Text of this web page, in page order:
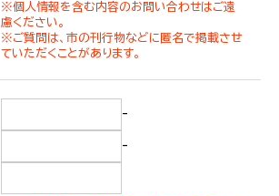
※個人情報を含む内容のお問い合わせはご遠
慮ください。
※ご質問は、市の刊行物などに匿名で掲載させ
ていただくことがあります。
-
-